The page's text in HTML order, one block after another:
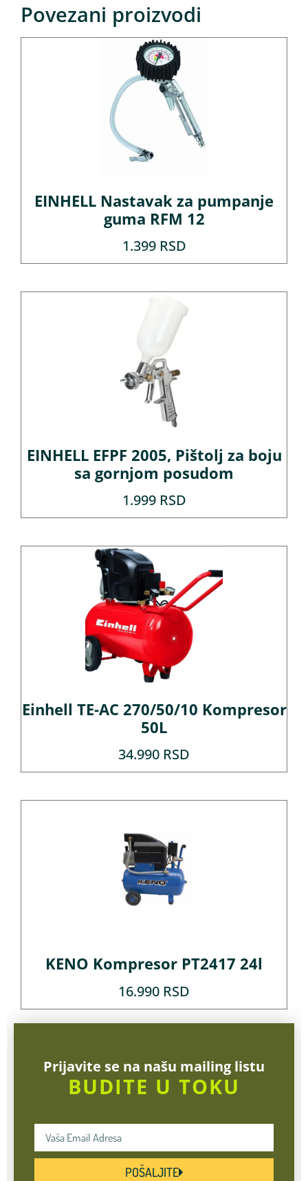
Povezani proizvodi
EINHELL Nastavak za pumpanje
guma RFM 12
1.399 RSD
EINHELL EFPF 2005, Pištolj za boju
sa gornjom posudom
1.999 RSD
Einhell TE-AC 270/50/10 Kompresor
50L
34.990 RSD
KENO Kompresor PT2417 24l
16.990 RSD
Prijavite se na našu mailing listu
BUDITE U TOKU
POŠALJITE